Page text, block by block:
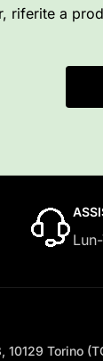
riferite a
10129 Torino